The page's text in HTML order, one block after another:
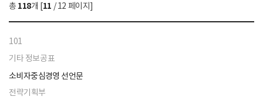
선
택
총 118개 [11 / 12 페이지]
101
기타 정보공표
소비자중심경영 선언문
전략기획부